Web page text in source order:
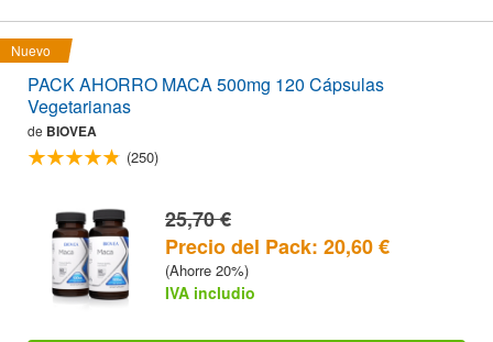
Nuevo
PACK AHORRO MACA 500mg 120 Cápsulas
Vegetarianas
de BIOVEA
(250)
25,70 €
Precio del Pack: 20,60 €
(Ahorre 20%)
IVA includio